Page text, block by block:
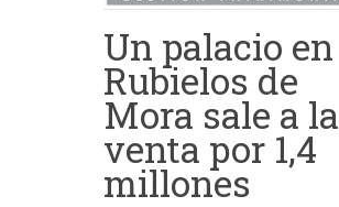
Un palacio en
Rubielos de
Mora sale a la
venta por 1,4
millones